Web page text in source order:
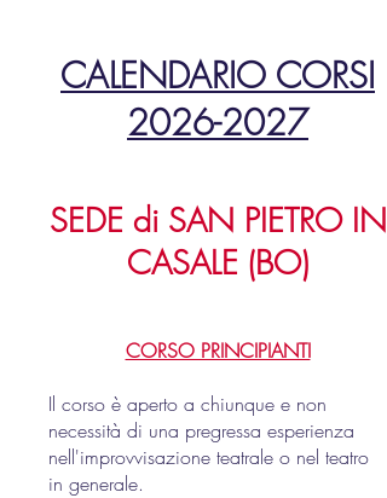
CALENDARIO CORSI
2026-2027
SEDE di SAN PIETRO IN
CASALE (BO)
CORSO PRINCIPIANTI
Il corso è aperto a chiunque e non
necessità di una pregressa esperienza
nell'improvvisazione teatrale o nel teatro
in generale.